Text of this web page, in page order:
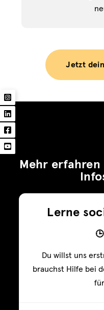
Jetzt
Mehr
Lerne
Du willst uns
brauchst Hilfe bei